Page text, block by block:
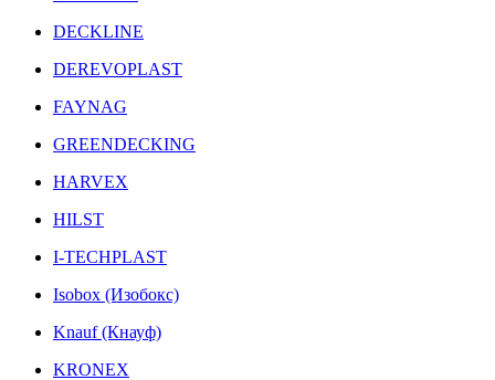
DECKLINE
DEREVOPLAST
FAYNAG
GREENDECKING
HARVEX
HILST
I-TECHPLAST
Isobox (Изобокс)
Knauf (Кнауф)
KRONEX